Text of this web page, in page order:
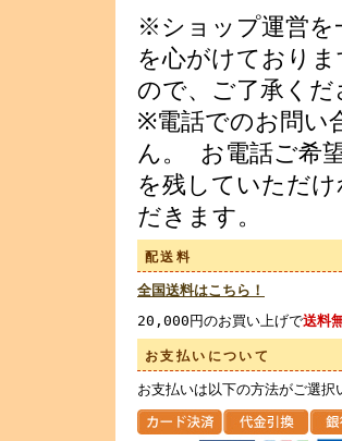
※ショップ運営を
を心がけており
ので、ご了承くだ
※電話でのお問い
ん。 お電話ご希
を残していただ
だきます。
配送料
全国送料はこちら！
20,000円のお買い上げで送料
お支払いについて
お支払いは以下の方法がご選択